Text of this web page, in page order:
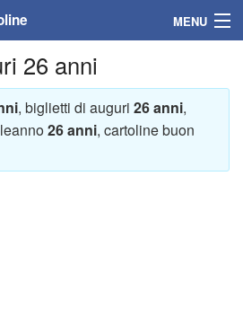
MENU
26 anni
, biglietti di auguri 26 anni,
26 anni, cartoline buon